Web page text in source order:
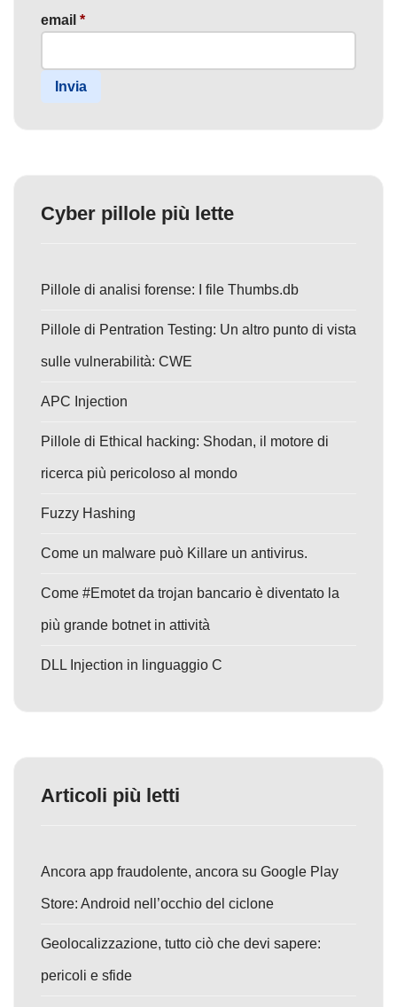
email *
Invia
Cyber pillole più lette
Pillole di analisi forense: I file Thumbs.db
Pillole di Pentration Testing: Un altro punto di vista
sulle vulnerabilità: CWE
APC Injection
Pillole di Ethical hacking: Shodan, il motore di
ricerca più pericoloso al mondo
Fuzzy Hashing
Come un malware può Killare un antivirus.
Come #Emotet da trojan bancario è diventato la
più grande botnet in attività
DLL Injection in linguaggio C
Articoli più letti
Ancora app fraudolente, ancora su Google Play
Store: Android nell’occhio del ciclone
Geolocalizzazione, tutto ciò che devi sapere:
pericoli e sfide